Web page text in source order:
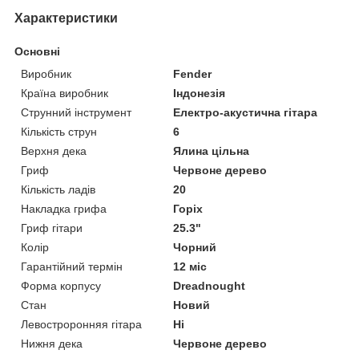
Характеристики
Основні
Виробник
Fender
Країна виробник
Індонезія
Струнний інструмент
Електро-акустична гітара
Кількість струн
6
Верхня дека
Ялина цільна
Гриф
Червоне дерево
Кількість ладів
20
Накладка грифа
Горіх
Гриф гітари
25.3"
Колір
Чорний
Гарантійний термін
12 міс
Форма корпусу
Dreadnought
Стан
Новий
Левостроронняя гітара
Ні
Нижня дека
Червоне дерево